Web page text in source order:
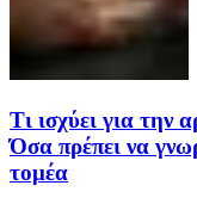
Τι ισχύει για την
Όσα πρέπει να
τομέα